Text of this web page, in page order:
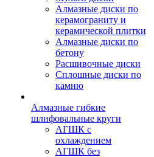
Алмазные диски по
керамограниту и
керамической плитки
Алмазные диски по
бетону
Расшивочные диски
Сплошные диски по
камню
Алмазные гибкие
шлифовальные круги
АГШК с
охлаждением
АГШК без